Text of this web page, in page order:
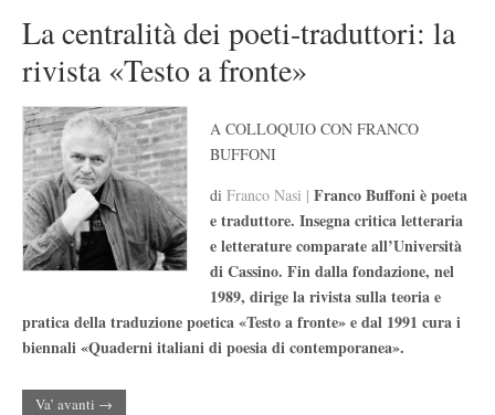
La centralità dei poeti-traduttori: la
rivista «Testo a fronte»
A COLLOQUIO CON FRANCO
BUFFONI
di Franco Nasi | Franco Buffoni è poeta
e traduttore. Insegna critica letteraria
e letterature comparate all’Università
di Cassino. Fin dalla fondazione, nel
1989, dirige la rivista sulla teoria e
pratica della traduzione poetica «Testo a fronte» e dal 1991 cura i
biennali «Quaderni italiani di poesia di contemporanea».
Va’ avanti →